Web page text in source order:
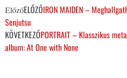
ElőzőELŐZŐIRON MAIDEN –
Senjutsu
KÖVETKEZŐPORTRAIT – Klasszikus
album: At One with None